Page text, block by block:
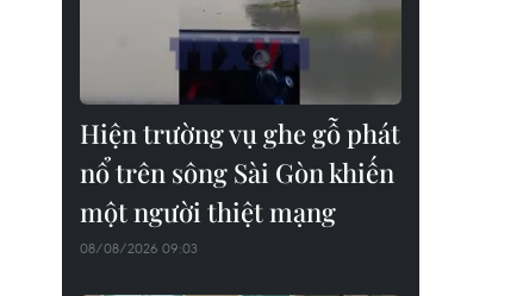
Hiện trường vụ ghe gỗ phát
nổ trên sông Sài Gòn khiến
một người thiệt mạng
08/08/2026 09:03